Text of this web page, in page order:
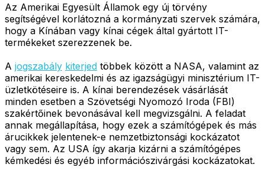
Az Amerikai Egyesült Államok egy új törvény
segítségével korlátozná a kormányzati szervek számára,
hogy a Kínában vagy kínai cégek által gyártott IT-
termékeket szerezzenek be.
A jogszabály kiterjed többek között a NASA, valamint az
amerikai kereskedelmi és az igazságügyi minisztérium IT-
üzletkötéseire is. A kínai berendezések vásárlását
minden esetben a Szövetségi Nyomozó Iroda (FBI)
szakértőinek bevonásával kell megvizsgálni. A feladat
annak megállapítása, hogy ezek a számítógépek és más
árucikkek jelentenek-e nemzetbiztonsági kockázatot
vagy sem. Az USA így akarja kizárni a számítógépes
kémkedési és egyéb információszivárgási kockázatokat.